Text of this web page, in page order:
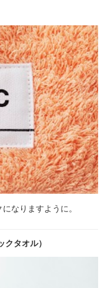
なりますように。
タオル）